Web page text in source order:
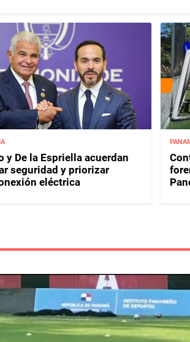
y De la Espriella acuerdan
seguridad y priorizar
eléctrica